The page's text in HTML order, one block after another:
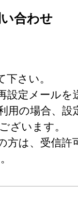
合わせ
さい。
設定メールを
用の場合、設
ざいます。
方は、受信許